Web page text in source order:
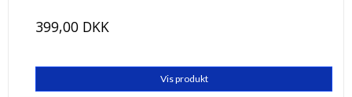
399,00 DKK
Vis produkt